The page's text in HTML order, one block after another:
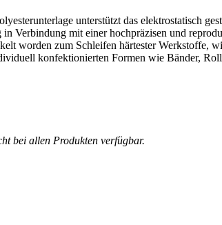
unterstützt das elektrostatisch
Verbindung mit einer hochpräzisen und
worden zum Schleifen härtester Werkstoffe,
konfektionierten Formen wie Bänder,
bei allen Produkten verfügbar.